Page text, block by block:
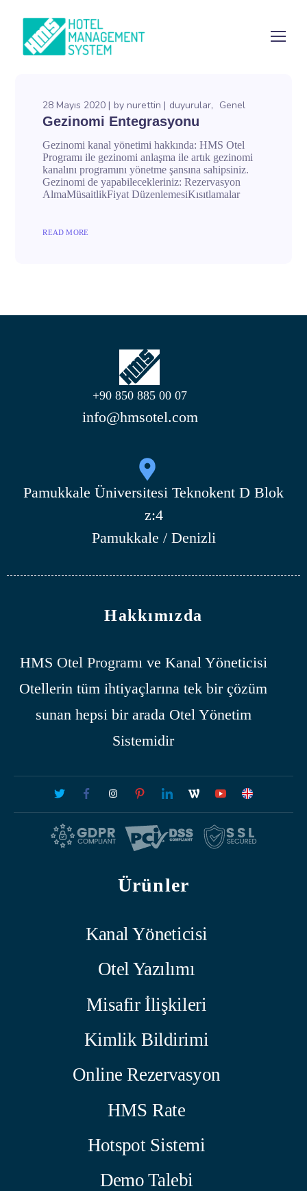
28 Mayıs 2020 by nurettin duyurular Genel
Gezinomi Entegrasyonu
Gezinomi kanal yönetimi hakkında: HMS Otel
Programı ile gezinomi anlaşma ile artık gezinomi
kanalını programını yönetme şansına sahipsiniz.
Gezinomi de yapabilecekleriniz: Rezervasyon
AlmaMüsaitlikFiyat DüzenlemesiKısıtlamalar
READ MORE
+90 850 885 00 07
info@hmsotel.com
Pamukkale Üniversitesi Teknokent D Blok
z:4
Pamukkale / Denizli
Hakkımızda
HMS Otel Programıve Kanal Yöneticisi
Otellerin tüm ihtiyaçlarına tek bir çözüm
sunan hepsi bir arada Otel Yönetim
Sistemidir
Ürünler
Kanal Yöneticisi
Otel Yazılımı
Misafir İlişkileri
Kimlik Bildirimi
Online Rezervasyon
HMS Rate
Hotspot Sistemi
Demo Talebi